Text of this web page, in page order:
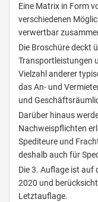
Eine Matrix in Form
verschiedenen
verwertbar
Die Broschüre deckt
Transportleistungen
Vielzahl anderer
das An- und
und
Darüber hinaus
Nachweispflichten
Spediteure und
deshalb auch für
Die 3. Auflage ist auf
2020 und
Letztauflage.